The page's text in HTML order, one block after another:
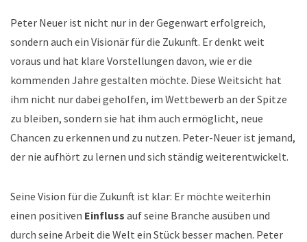
Peter Neuer ist nicht nur in der Gegenwart erfolgreich,
sondern auch ein Visionär für die Zukunft. Er denkt weit
voraus und hat klare Vorstellungen davon, wie er die
kommenden Jahre gestalten möchte. Diese Weitsicht hat
ihm nicht nur dabei geholfen, im Wettbewerb an der Spitze
zu bleiben, sondern sie hat ihm auch ermöglicht, neue
Chancen zu erkennen und zu nutzen. Peter-Neuer ist jemand,
der nie aufhört zu lernen und sich ständig weiterentwickelt.
Seine Vision für die Zukunft ist klar: Er möchte weiterhin
einen positiven Einfluss auf seine Branche ausüben und
durch seine Arbeit die Welt ein Stück besser machen. Peter